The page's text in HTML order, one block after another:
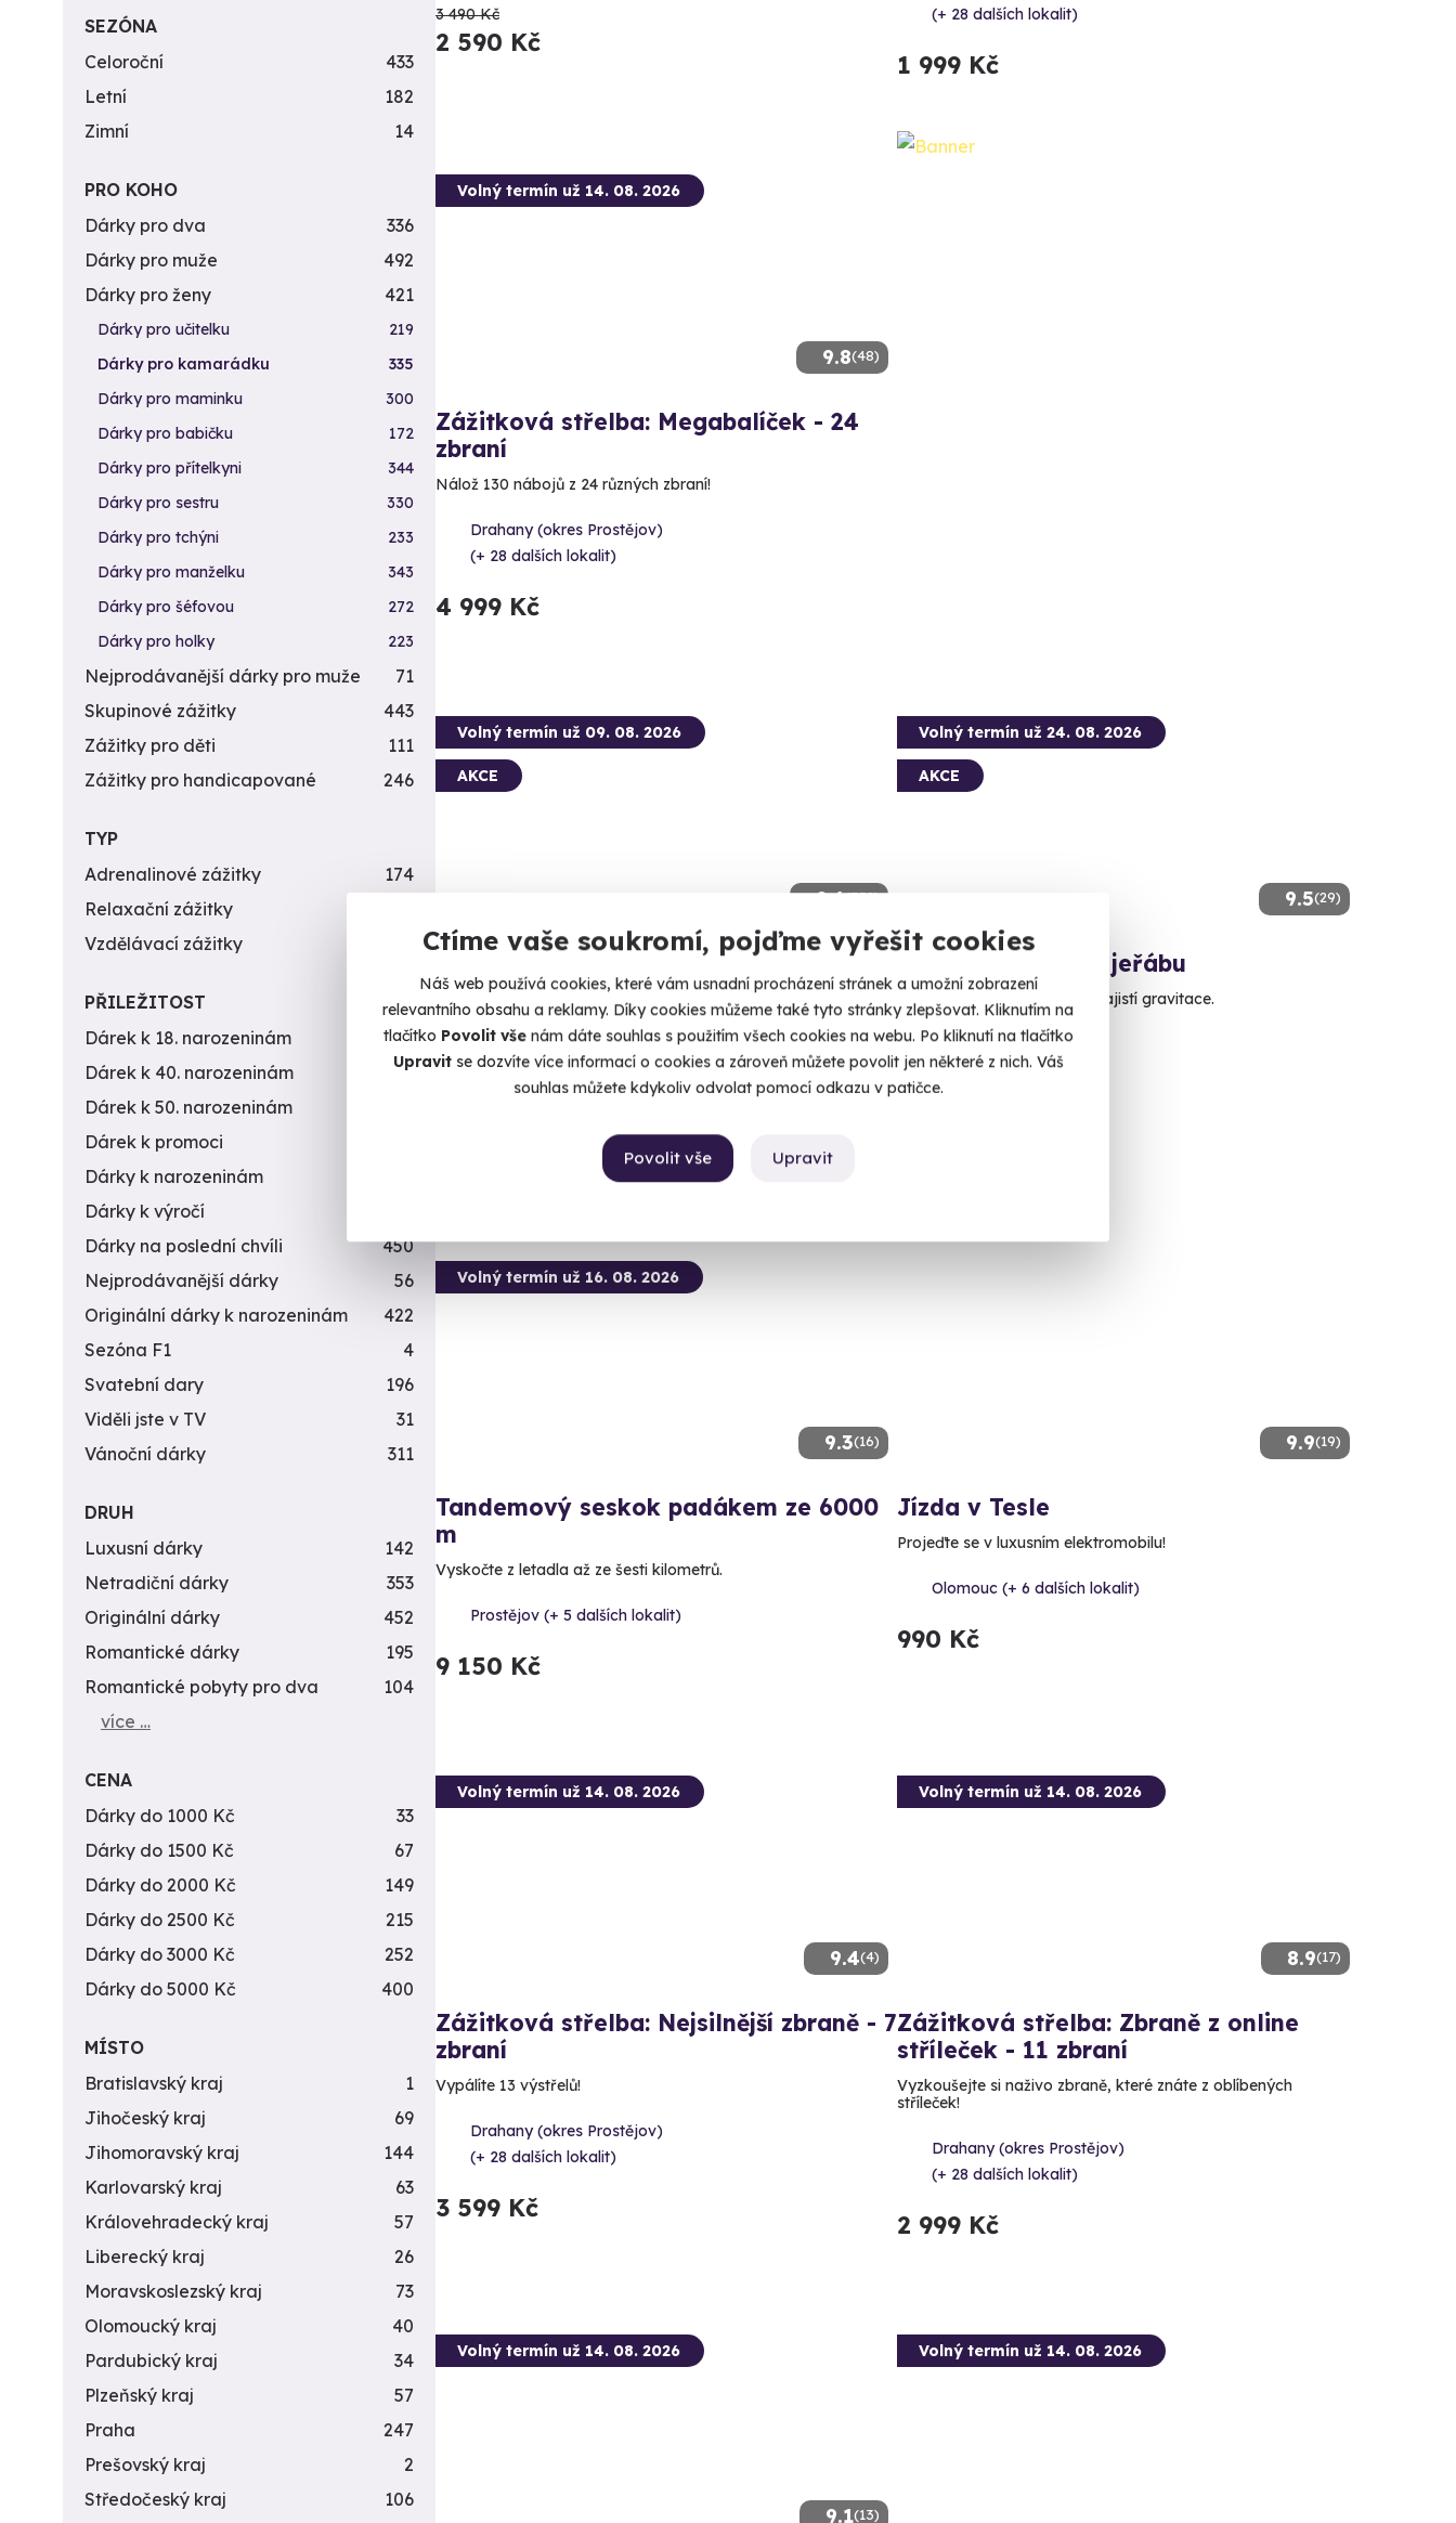
Ctíme vaše soukromí, pojďme vyřešit cookies
Náš web používá cookies, které vám usnadní procházení stránek a umožní zobrazení
relevantního obsahu a reklamy. Díky cookies můžeme také tyto stránky zlepšovat. Kliknutím na
tlačítko Povolit vše nám dáte souhlas s použitím všech cookies na webu. Po kliknutí na tlačítko
Upravitse dozvíte více informací o cookies a zároveň můžete povolit jen některé z nich. Váš
souhlas můžete kdykoliv odvolat pomocí odkazu v patičce.
Upravit
Povolit vše
3 490 Kč
2 590 Kč
(+ 28 dalších lokalit)
1 999 Kč
9.8(48)
Volný termín už 14. 08. 2026
Zážitková střelba: Megabalíček - 24
zbraní
Nálož 130 nábojů z 24 různých zbraní!
Drahany (okres Prostějov)
(+ 28 dalších lokalit)
4 999 Kč
9.6(352)
Volný termín už 09. 08. 2026
AKCE
Jen vy, flyboard a 4 metry pod vámi. Letíte!
Olomouc (Náklo)
(+ 14 dalších lokalit)
9.5(29)
Volný termín už 24. 08. 2026
AKCE
Bungee jumping z jeřábu
Udělejte první krok, zbytek zajistí gravitace.
Olomouc (50 m)
(+ 4 další lokality)
9.3(16)
Volný termín už 16. 08. 2026
Tandemový seskok padákem ze 6000
m
Vyskočte z letadla až ze šesti kilometrů.
Prostějov (+ 5 dalších lokalit)
9 150 Kč
9.9(19)
Jízda v Tesle
Projeďte se v luxusním elektromobilu!
Olomouc (+ 6 dalších lokalit)
990 Kč
9.4(4)
Volný termín už 14. 08. 2026
Zážitková střelba: Nejsilnější zbraně - 7
zbraní
Vypálíte 13 výstřelů!
Drahany (okres Prostějov)
(+ 28 dalších lokalit)
3 599 Kč
8.9(17)
Volný termín už 14. 08. 2026
Zážitková střelba: Zbraně z online
stříleček - 11 zbraní
Vyzkoušejte si naživo zbraně, které znáte z oblíbených
stříleček!
Drahany (okres Prostějov)
(+ 28 dalších lokalit)
2 999 Kč
9.1(13)
Volný termín už 14. 08. 2026 Volný termín už 14. 08. 2026
SEZÓNA
Celoroční
433
Letní
182
Zimní
14
PRO KOHO
Dárky pro dva
336
Dárky pro muže
492
Dárky pro ženy
421
Dárky pro učitelku
219
Dárky pro kamarádku
335
Dárky pro maminku
300
Dárky pro babičku
172
Dárky pro přítelkyni
344
Dárky pro sestru
330
Dárky pro tchýni
233
Dárky pro manželku
343
Dárky pro šéfovou
272
Dárky pro holky
223
Nejprodávanější dárky pro muže
71
Skupinové zážitky
443
Zážitky pro děti
111
Zážitky pro handicapované
246
TYP
Adrenalinové zážitky
174
Relaxační zážitky
Vzdělávací zážitky
PŘILEŽITOST
Dárek k 18. narozeninám
256
Dárek k 40. narozeninám
453
Dárek k 50. narozeninám
Dárek k promoci
Dárky k narozeninám
Dárky k výročí
Dárky na poslední chvíli
450
Nejprodávanější dárky
56
Originální dárky k narozeninám
422
Sezóna F1
4
Svatební dary
196
Viděli jste v TV
31
Vánoční dárky
311
DRUH
Luxusní dárky
142
Netradiční dárky
353
Originální dárky
452
Romantické dárky
195
Romantické pobyty pro dva
104
více …
CENA
Dárky do 1000 Kč
33
Dárky do 1500 Kč
67
Dárky do 2000 Kč
149
Dárky do 2500 Kč
215
Dárky do 3000 Kč
252
Dárky do 5000 Kč
400
MÍSTO
Bratislavský kraj
1
Jihočeský kraj
69
Jihomoravský kraj
144
Karlovarský kraj
63
Královehradecký kraj
57
Liberecký kraj
26
Moravskoslezský kraj
73
Olomoucký kraj
40
Pardubický kraj
34
Plzeňský kraj
57
Praha
247
Prešovský kraj
2
Středočeský kraj
106